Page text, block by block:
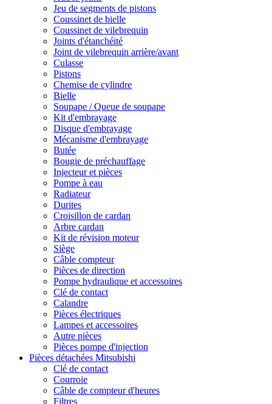
Jeu de segments de pistons
Coussinet de bielle
Coussinet de vilebrequin
Joints d'étanchéité
Joint de vilebrequin arrière/avant
Culasse
Pistons
Chemise de cylindre
Bielle
Soupape / Queue de soupape
Kit d'embrayage
Disque d'embrayage
Mécanisme d'embrayage
Butée
Bougie de préchauffage
Injecteur et pièces
Pompe à eau
Radiateur
Durites
Croisillon de cardan
Arbre cardan
Kit de révision moteur
Siège
Câble compteur
Pièces de direction
Pompe hydraulique et accessoires
Clé de contact
Calandre
Pièces électriques
Lampes et accessoires
Autre pièces
Pièces pompe d'injection
Pièces détachées Mitsubishi
Clé de contact
Courroie
Câble de compteur d'heures
Filtres